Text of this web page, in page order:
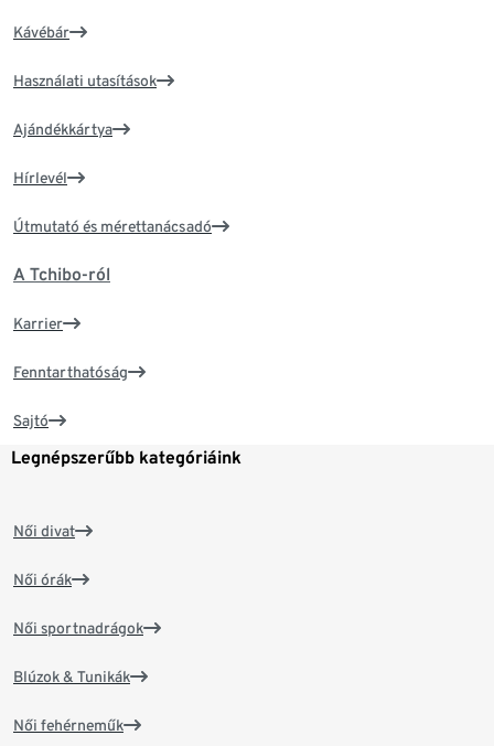
Kávébár
Használati utasítások
Ajándékkártya
Hírlevél
Útmutató és mérettanácsadó
A Tchibo-ról
Karrier
Fenntarthatóság
Sajtó
Legnépszerűbb kategóriáink
Női divat
Női órák
Női sportnadrágok
Blúzok & Tunikák
Női fehérneműk